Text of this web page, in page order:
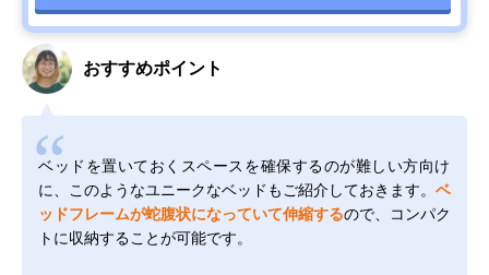
おすすめポイント
ベッドを置いておくスペースを確保するのが難しい方向け
に、このようなユニークなベッドもご紹介しておきます。 ベ
ッドフレームが蛇腹状になっていて伸縮するので、コンパク
トに収納することが可能です。